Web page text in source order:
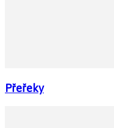
Přeřeky